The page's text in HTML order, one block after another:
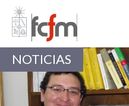
Estudiantes
Académicas/os
NOTICIAS